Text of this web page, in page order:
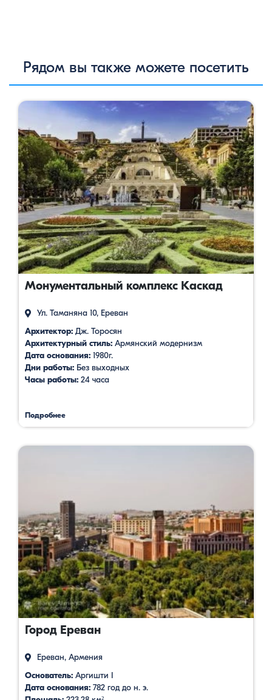
Рядом вы также можете посетить
Монументальный комплекс Каскад
Ул. Таманяна 10, Ереван
Архитектор: Дж. Торосян
Архитектурный стиль: Армянский модернизм
Дата основания: 1980г.
Дни работы: Без выходных
Часы работы: 24 часа
Подробнее
Город Ереван
Ереван, Армения
Основатель: Аргишти I
Дата основания: 782 год до н. э.